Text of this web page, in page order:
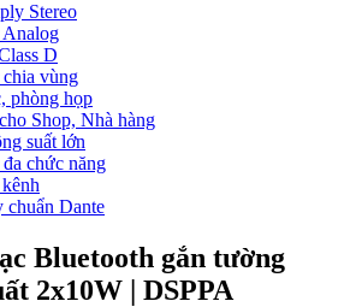
Stereo
D
vùng
phòng họp
Shop, Nhà hàng
suất lớn
chức năng
Dante
Bluetooth gắn tường
2x10W | DSPPA